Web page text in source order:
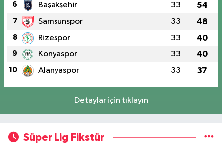
6 Başakşehir 33 54
7 Samsunspor 33 48
8 Rizespor 33 40
9 Konyaspor 33 40
10 Alanyaspor 33 37
Detaylar için tıklayın
Süper Lig Fikstür